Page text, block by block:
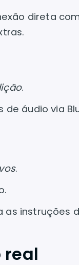
direta
.
áudio via
.
as instruções
real